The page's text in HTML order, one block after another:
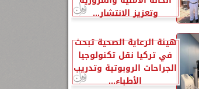
وتعزيز الانتشار...
هيئة الرعاية الصحية تبحث
في تركيا نقل تكنولوجيا
الجراحات الروبوتية وتدريب
الأطباء...